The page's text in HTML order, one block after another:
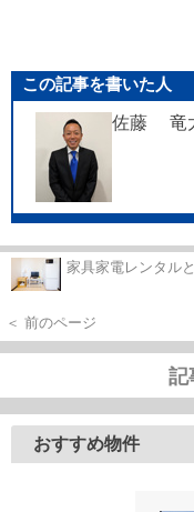
この記事を書いた人
佐藤 竜
家具家電レンタルと
＜ 前のページ
記
おすすめ物件